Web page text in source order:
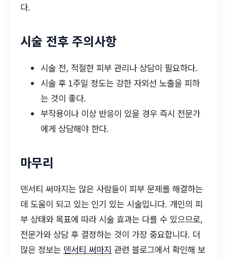
다.
시술 전후 주의사항
시술 전, 적절한 피부 관리나 상담이 필요하다.
시술 후 1주일 정도는 강한 자외선 노출을 피하
는 것이 좋다.
부작용이나 이상 반응이 있을 경우 즉시 전문가
에게 상담해야 한다.
마무리
덴서티 써마지는 많은 사람들이 피부 문제를 해결하는
데 도움이 되고 있는 인기 있는 시술입니다. 개인의 피
부 상태와 목표에 따라 시술 효과는 다를 수 있으므로,
전문가와 상담 후 결정하는 것이 가장 중요합니다. 더
많은 정보는 덴서티 써마지 관련 블로그에서 확인해 보